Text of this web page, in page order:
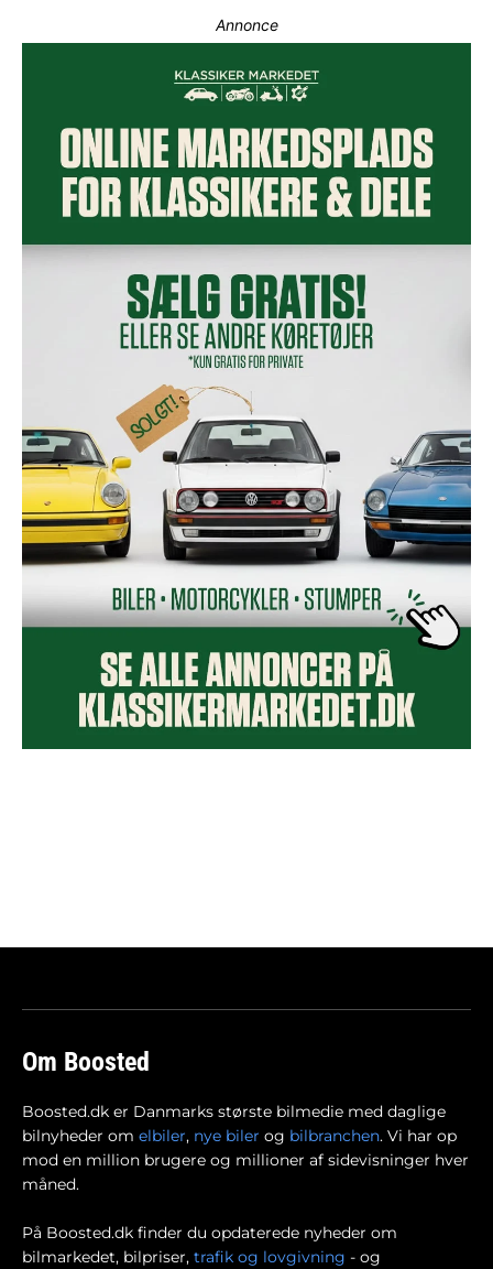
Annonce
Om Boosted
Boosted.dk er Danmarks største bilmedie med daglige
bilnyheder om elbiler, nye biler og bilbranchen. Vi har op
mod en million brugere og millioner af sidevisninger hver
måned.
På Boosted.dk finder du opdaterede nyheder om
bilmarkedet, bilpriser, trafik og lovgivning - og